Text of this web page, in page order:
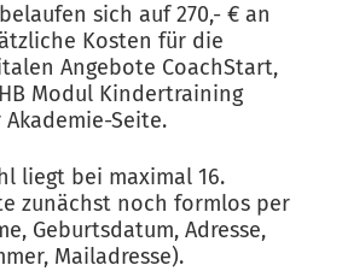
sich auf 270,- € an
Kosten für die
Angebote CoachStart,
Modul Kindertraining
Seite.
liegt bei maximal 16.
zunächst noch formlos per
Geburtsdatum, Adresse,
Mailadresse).